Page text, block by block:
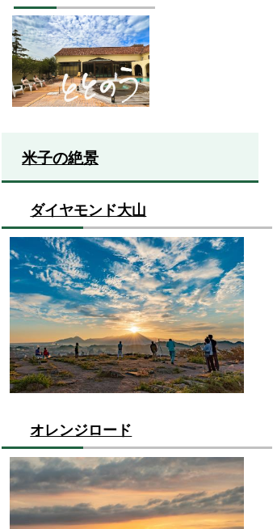
米子の絶景
ダイヤモンド大山
オレンジロード